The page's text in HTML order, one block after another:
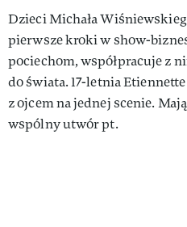
Dzieci Michała
pierwsze kroki w show-
pociechom, współpracuje z
do świata. 17-letnia
z ojcem na jednej scenie.
wspólny utwór pt.